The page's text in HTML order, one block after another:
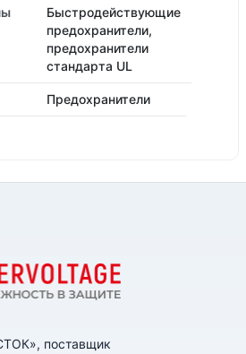
Быстродействующие
предохранители,
предохранители
стандарта UL
Предохранители
поставщик